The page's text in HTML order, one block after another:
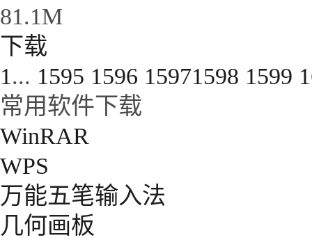
81.1M
下载
1... 1595 1596 15971598 1599
常用软件下载
WinRAR
WPS
万能五笔输入法
几何画板